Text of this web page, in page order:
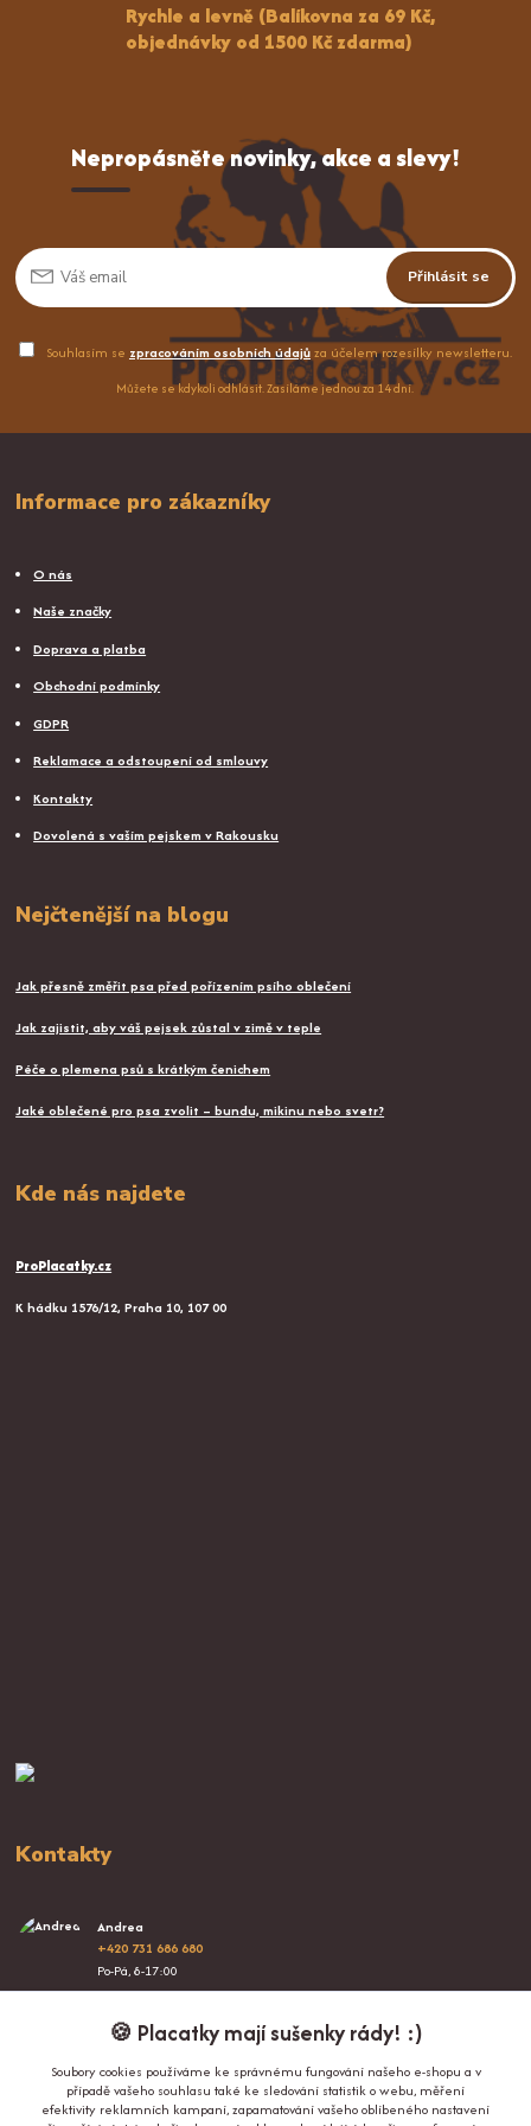
Rychle a levně (Balíkovna za 69 Kč,
objednávky od 1500 Kč zdarma)
Nepropásněte novinky, akce a slevy!
Přihlásit se
Souhlasím se zpracováním osobních údajůza účelem rozesílky newsletteru.
Můžete se kdykoli odhlásit. Zasíláme jednou za 14 dní.
Informace pro zákazníky
O nás
Naše značky
Doprava a platba
Obchodní podmínky
GDPR
Reklamace a odstoupení od smlouvy
Kontakty
Dovolená s vaším pejskem v Rakousku
Nejčtenější na blogu
Jak přesně změřit psa před pořízením psího oblečení
Jak zajistit, aby váš pejsek zůstal v zimě v teple
Péče o plemena psů s krátkým čenichem
Jaké oblečené pro psa zvolit – bundu, mikinu nebo svetr?
Kde nás najdete
ProPlacatky.cz
K hádku 1576/12, Praha 10, 107 00
Kontakty
Andrea
+420 731 686 680
Po-Pá, 8-17:00
info@proplacatky.cz🍪 Placatky mají sušenky rády! :)
Soubory cookies používáme ke správnému fungování našeho e-shopu a v
případě vašeho souhlasu také ke sledování statistik o webu, měření
efektivity reklamních kampaní, zapamatování vašeho oblíbeného nastavení